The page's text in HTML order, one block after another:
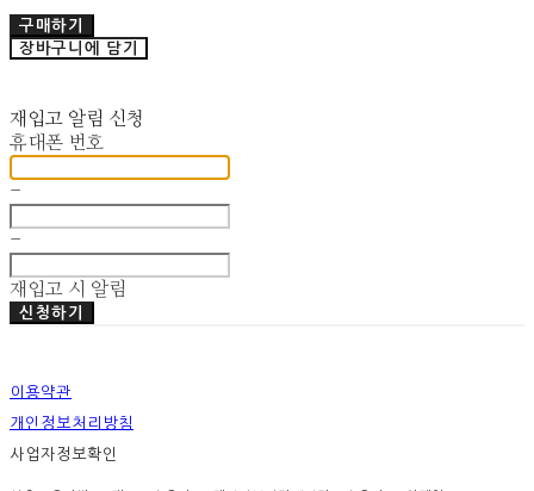
구매하기
장바구니에 담기
재입고 알림 신청
휴대폰 번호
-
-
재입고 시 알림
신청하기
이용약관
개인정보처리방침
사업자정보확인